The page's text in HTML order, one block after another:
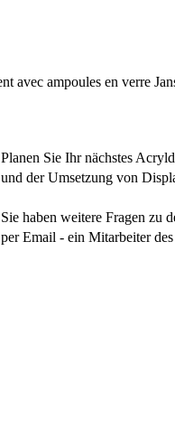
Planen Sie Ihr nächstes
und der Umsetzung von
Sie haben weitere Fragen zu
per Email - ein Mitarbeiter